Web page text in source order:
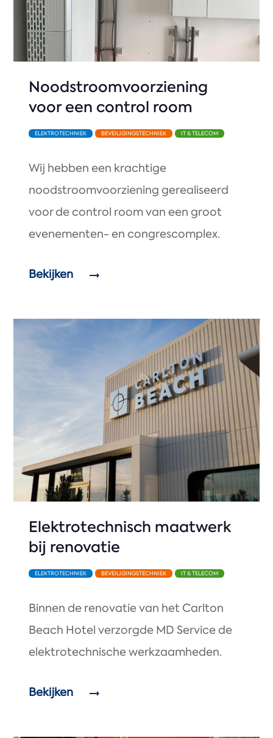
Noodstroomvoorziening
voor een control room
ELEKTROTECHNIEK BEVEILIGINGSTECHNIEK IT & TELECOM
Wij hebben een krachtige
noodstroomvoorziening gerealiseerd
voor de control room van een groot
evenementen- en congrescomplex.
Bekijken
Elektrotechnisch maatwerk
bij renovatie
ELEKTROTECHNIEK BEVEILIGINGSTECHNIEK IT & TELECOM
Binnen de renovatie van het Carlton
Beach Hotel verzorgde MD Service de
elektrotechnische werkzaamheden.
Bekijken